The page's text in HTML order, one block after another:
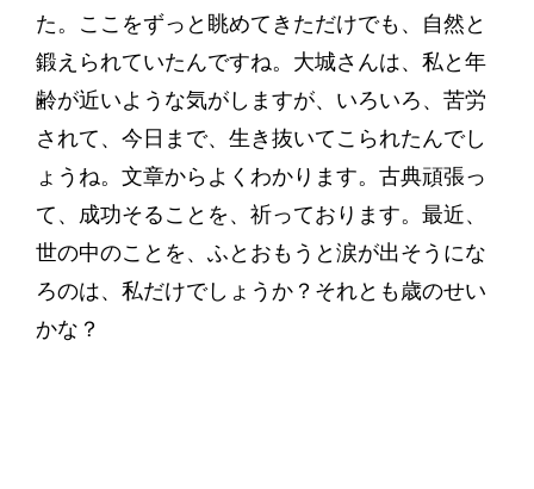
た。ここをずっと眺めてきただけでも、自然と
鍛えられていたんですね。大城さんは、私と年
齢が近いような気がしますが、いろいろ、苦労
されて、今日まで、生き抜いてこられたんでし
ょうね。文章からよくわかります。古典頑張っ
て、成功そることを、祈っております。最近、
世の中のことを、ふとおもうと涙が出そうにな
ろのは、私だけでしょうか？それとも歳のせい
かな？